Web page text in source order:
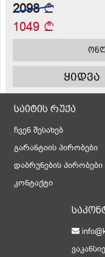
2098
1049
ყიდვა
საიტის რუქა
ჩვენ შესახებ
გარანტიის პირობები
დაბრუნების პირობები
კონტაქტი